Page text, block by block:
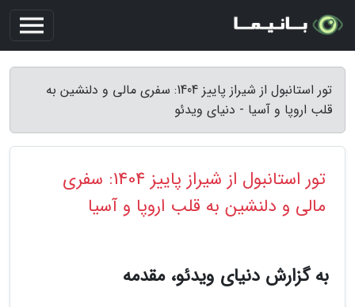
تور استانبول از شیراز پاییز 1404: سفری مالی و دلنشین به
قلب اروپا و آسیا - دنیای ویدئو
تور استانبول از شیراز پاییز 1404: سفری
مالی و دلنشین به قلب اروپا و آسیا
به گزارش دنیای ویدئو، مقدمه